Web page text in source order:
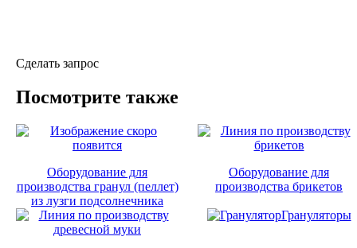
Сделать запрос
Посмотрите также
Оборудование для
производства гранул (пеллет)
из лузги подсолнечника
Оборудование для
производства брикетов
Грануляторы